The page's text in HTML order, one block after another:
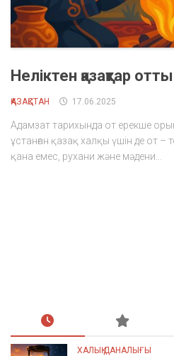
Неліктен қазақтар
ҚАЗАҚСТАН 17.06.2025
Адамзат тарихында от ерекше
ұстанған қазақ халқы үшін де от –
қана емес, рухани және мәдени...
ХАЛЫҚ ДАНАЛЫҒЫ